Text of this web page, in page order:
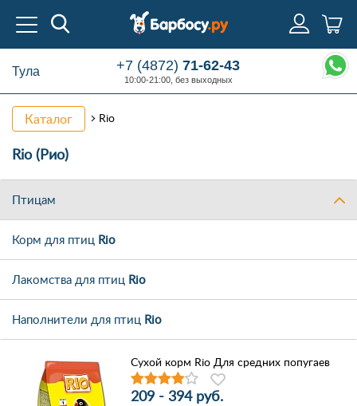
Тула +7 (4872)71-62-43
10:00-21:00, без выходных
Каталог Rio
Rio (Рио)
Птицам
Корм для птиц Rio
Лакомства для птиц Rio
Наполнители для птиц Rio
Сухой корм Rio Для средних попугаев
209 - 394 руб.